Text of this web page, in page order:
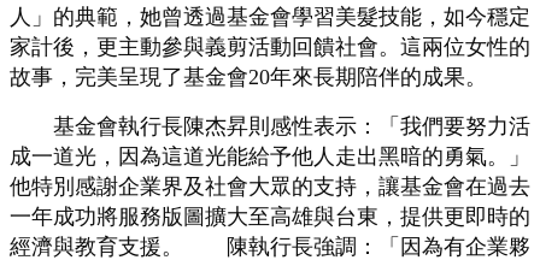
人」的典範，她曾透過基金會學習美髮技能，如今穩定
家計後，更主動參與義剪活動回饋社會。這兩位女性的
故事，完美呈現了基金會20年來長期陪伴的成果。
基金會執行長陳杰昇則感性表示：「我們要努力活
成一道光，因為這道光能給予他人走出黑暗的勇氣。」
他特別感謝企業界及社會大眾的支持，讓基金會在過去
一年成功將服務版圖擴大至高雄與台東，提供更即時的
經濟與教育支援。 陳執行長強調：「因為有企業夥